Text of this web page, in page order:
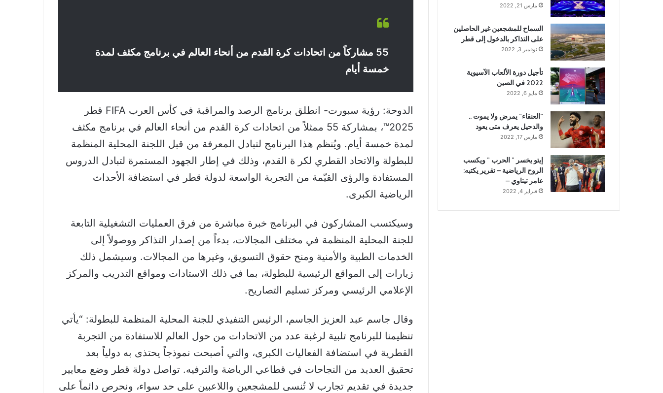
55 مشاركاً من اتحادات كرة القدم من أنحاء العالم في برنامج مكثف لمدة
خمسة أيام
الدوحة: رؤية سبورت- انطلق برنامج الرصد والمراقبة في كأس العرب FIFA قطر
2025™، بمشاركة 55 ممثلاً من اتحادات كرة القدم من أنحاء العالم في برنامج مكثف
لمدة خمسة أيام. ويُنظم هذا البرنامج لتبادل المعرفة من قبل اللجنة المحلية المنظمة
للبطولة والاتحاد القطري لكر ة القدم، وذلك في إطار الجهود المستمرة لتبادل الدروس
المستفادة والرؤى القيّمة من التجربة الواسعة لدولة قطر في استضافة الأحداث
الرياضية الكبرى.
وسيكتسب المشاركون في البرنامج خبرة مباشرة من فرق العمليات التشغيلية التابعة
للجنة المحلية المنظمة في مختلف المجالات، بدءاً من إصدار التذاكر ووصولاً إلى
الخدمات الطبية والأمنية ومنح حقوق التسويق، وغيرها من المجالات. وسيشمل ذلك
زيارات إلى المواقع الرئيسية للبطولة، بما في ذلك الاستادات ومواقع التدريب والمركز
الإعلامي الرئيسي ومركز تسليم التصاريح.
وقال جاسم عبد العزيز الجاسم، الرئيس التنفيذي للجنة المحلية المنظمة للبطولة: “يأتي
تنظيمنا للبرنامج تلبية لرغبة عدد من الاتحادات من حول العالم للاستفادة من التجربة
القطرية في استضافة الفعاليات الكبرى، والتي أصبحت نموذجاً يحتذى به دولياً بعد
تحقيق العديد من النجاحات في قطاعي الرياضة والترفيه. تواصل دولة قطر وضع معايير
جديدة في تقديم تجارب لا تُنسى للمشجعين واللاعبين على حد سواء، ونحرص دائماً على
مارس 21, 2022
السماح للمشجعين غير الحاصلين
على التذاكر بالدخول إلى قطر
نوفمبر 3, 2022
تأجيل دورة الألعاب الآسيوية
2022 في الصين
مايو 6, 2022
“العنقاء” يمرض ولا يموت ..
والدحيل يعرف متى يعود
مارس 17, 2022
إيتو يخسر ” الحرب ” ويكسب
الروح الرياضية – تقرير يكتبه:
عامر تيتاوي –
فبراير 4, 2022